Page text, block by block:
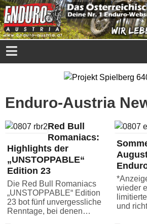
Enduro-Austria
Red Bull
Romaniacs:
Highlights der
„UNSTOPPABLE“
Edition 23
Die Red Bull Romaniacs
„UNSTOPPABLE“ Edition
23 bot fünf unvergessliche
Renntage, bei denen…
wieder
und